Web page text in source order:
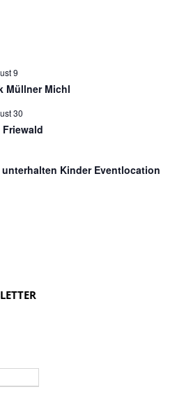
9
Müllner Michl
30
Kinder Eventlocation